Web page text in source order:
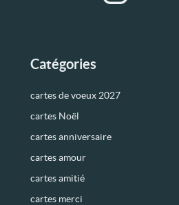
Catégories
cartes de voeux 2027
cartes Noël
cartes anniversaire
cartes amour
cartes amitié
cartes merci